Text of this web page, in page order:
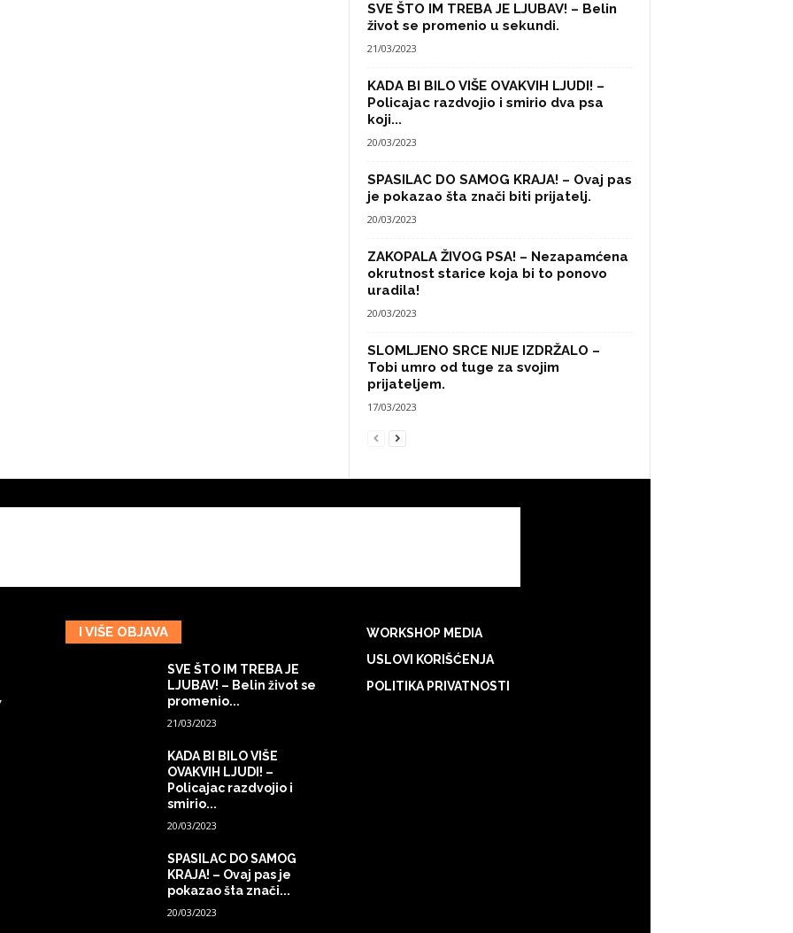
SVE ŠTO IM TREBA JE LJUBAV! – Belin
život se promenio u sekundi.
21/03/2023
KADA BI BILO VIŠE OVAKVIH LJUDI! –
Policajac razdvojio i smirio dva psa
koji...
20/03/2023
SPASILAC DO SAMOG KRAJA! – Ovaj pas
je pokazao šta znači biti prijatelj.
20/03/2023
ZAKOPALA ŽIVOG PSA! – Nezapamćena
okrutnost starice koja bi to ponovo
uradila!
20/03/2023
SLOMLJENO SRCE NIJE IZDRŽALO –
Tobi umro od tuge za svojim
prijateljem.
17/03/2023
I VIŠE OBJAVA
SVE ŠTO IM TREBA JE
LJUBAV! – Belin život se
promenio...
21/03/2023
KADA BI BILO VIŠE
OVAKVIH LJUDI! –
Policajac razdvojio i
smirio...
20/03/2023
SPASILAC DO SAMOG
KRAJA! – Ovaj pas je
pokazao šta znači...
20/03/2023
WORKSHOP MEDIA
USLOVI KORIŠĆENJA
POLITIKA PRIVATNOSTI